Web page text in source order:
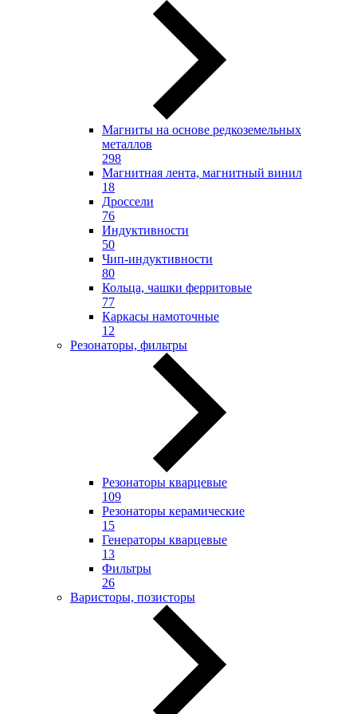
Магниты на основе редкоземельных
металлов
298
Магнитная лента, магнитный винил
18
Дроссели
76
Индуктивности
50
Чип-индуктивности
80
Кольца, чашки ферритовые
77
Каркасы намоточные
12
Резонаторы, фильтры
Резонаторы кварцевые
109
Резонаторы керамические
15
Генераторы кварцевые
13
Фильтры
26
Варисторы, позисторы